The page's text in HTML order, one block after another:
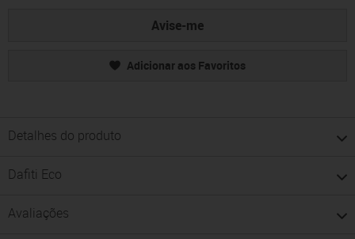
Avise-me
Adicionar aos Favoritos
Detalhes do produto
Dafiti Eco
Avaliações